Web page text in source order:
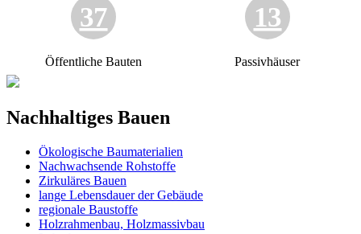
37
Öffentliche Bauten
13
Passivhäuser
Nachhaltiges Bauen
Ökologische Baumaterialien
Nachwachsende Rohstoffe
Zirkuläres Bauen
lange Lebensdauer der Gebäude
regionale Baustoffe
Holzrahmenbau, Holzmassivbau